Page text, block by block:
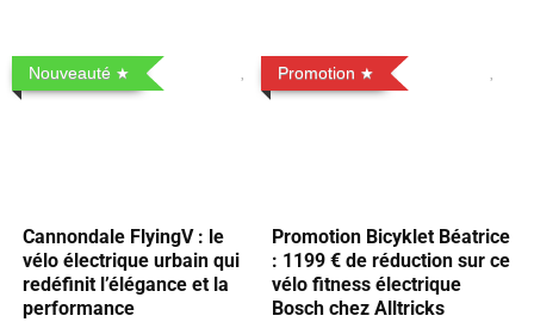
Nouveauté
Cannondale FlyingV : le
vélo électrique urbain qui
redéfinit l’élégance et la
performance
Promotion
Promotion Bicyklet Béatrice
: 1199 € de réduction sur ce
vélo fitness électrique
Bosch chez Alltricks